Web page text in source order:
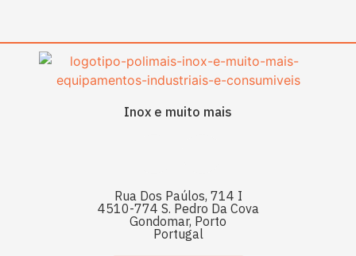
Inox e muito mais
Rua Dos Paúlos, 714 I
4510-774 S. Pedro Da Cova
Gondomar, Porto
Portugal